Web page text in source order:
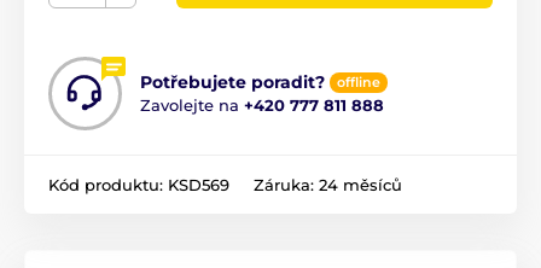
Potřebujete poradit? offline
Zavolejte na +420 777 811 888
Kód produktu: KSD569 Záruka: 24 měsíců